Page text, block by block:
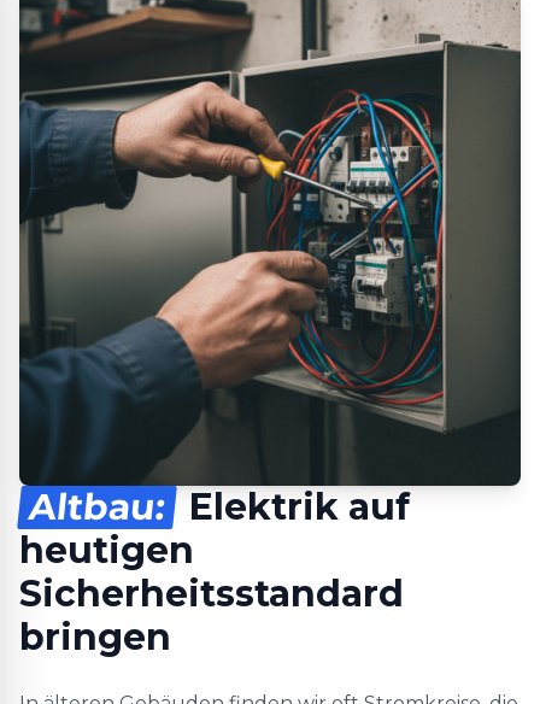
Altbau: Elektrik auf
heutigen
Sicherheitsstandard
bringen